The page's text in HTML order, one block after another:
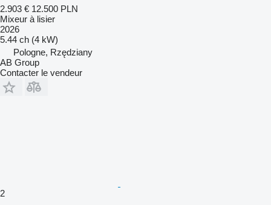
2.903 € 12.500 PLN
Mixeur à lisier
2026
5.44 ch (4 kW)
Pologne, Rzędziany
AB Group
Contacter le vendeur
2